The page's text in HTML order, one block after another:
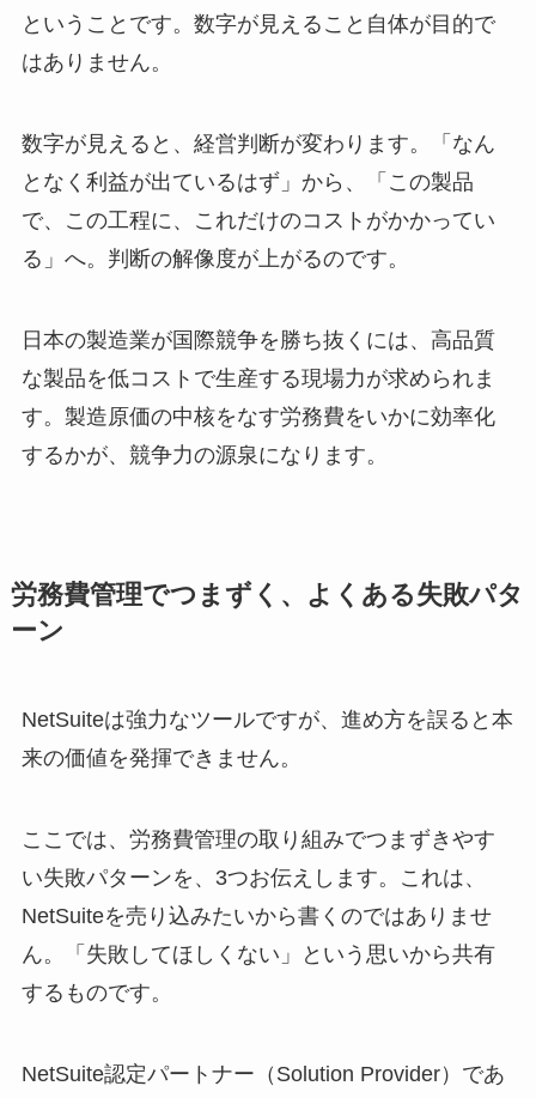
ということです。数字が見えること自体が目的で
はありません。
数字が見えると、経営判断が変わります。「なん
となく利益が出ているはず」から、「この製品
で、この工程に、これだけのコストがかかってい
る」へ。判断の解像度が上がるのです。
日本の製造業が国際競争を勝ち抜くには、高品質
な製品を低コストで生産する現場力が求められま
す。製造原価の中核をなす労務費をいかに効率化
するかが、競争力の源泉になります。
労務費管理でつまずく、よくある失敗パタ
ーン
NetSuiteは強力なツールですが、進め方を誤ると本
来の価値を発揮できません。
ここでは、労務費管理の取り組みでつまずきやす
い失敗パターンを、3つお伝えします。これは、
NetSuiteを売り込みたいから書くのではありませ
ん。「失敗してほしくない」という思いから共有
するものです。
NetSuite認定パートナー（Solution Provider）であ